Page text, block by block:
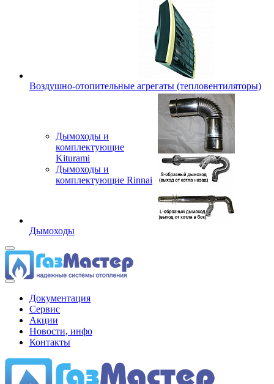
Воздушно-отопительные агрегаты (тепловентиляторы)
Дымоходы и
комплектующие
Kiturami
Дымоходы и
комплектующие Rinnai
Дымоходы
Документация
Сервис
Акции
Новости, инфо
Контакты